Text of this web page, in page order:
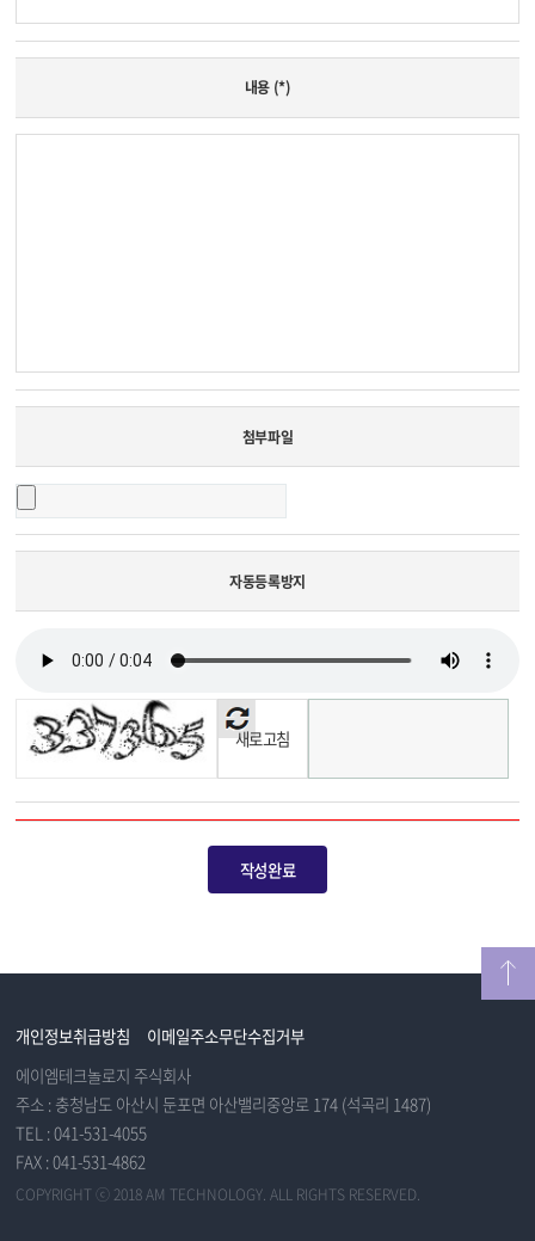
내용 (*)
첨부파일
자동등록방지
새로고침
개인정보취급방침
이메일주소무단수집거부
에이엠테크놀로지 주식회사
주소 : 충청남도 아산시 둔포면 아산밸리중앙로 174 (석곡리 1487)
TEL : 041-531-4055
FAX : 041-531-4862
COPYRIGHT ⓒ 2018 AM TECHNOLOGY. ALL RIGHTS RESERVED.